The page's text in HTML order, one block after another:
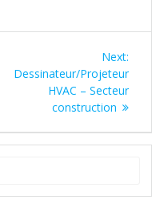
Next:
post:
Dessinateur/Projeteur
HVAC – Secteur
construction